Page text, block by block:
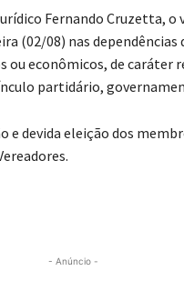
Fernando Cruzetta, o
(02/08) nas dependências
ou econômicos, de
partidário,
devida eleição dos
- Anúncio -